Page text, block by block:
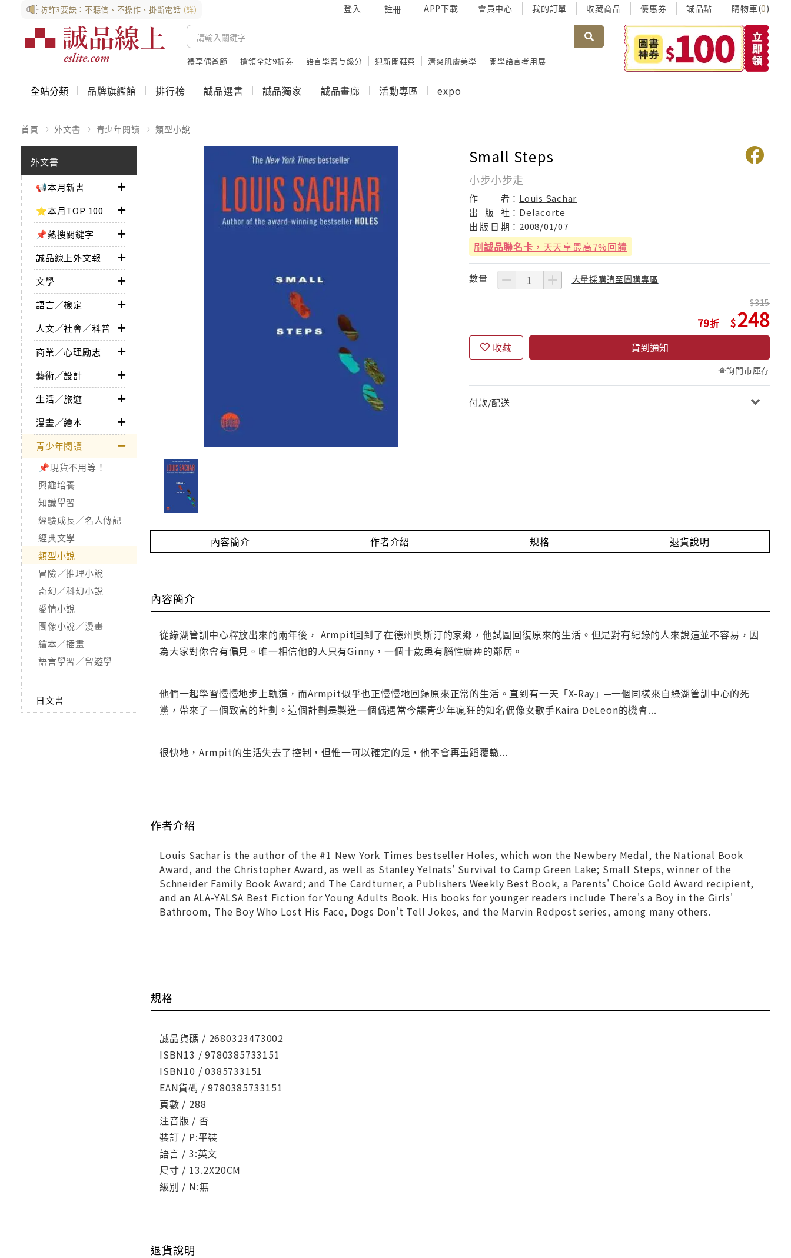
防詐3要訣：不聽信、不操作、掛斷電話 (詳) 登入 註冊 APP下載 會員中心 我的訂單 收藏商品 優惠券 誠品點 購物車(0)
禮享偶爸節 搶領全站9折券 語言學習ㄅ級分 迎新開鞋祭 清爽肌膚美學 開學語言考用展
全站分類 品牌旗艦館 排行榜 誠品選書 誠品獨家 誠品畫廊 活動專區 expo
首頁 外文書 青少年閱讀 類型小說
外文書
📢本月新書
⭐本月TOP 100
📌熱搜關鍵字
誠品線上外文報
文學
語言／檢定
人文／社會／科普
商業／心理勵志
藝術／設計
生活／旅遊
漫畫／繪本
青少年閱讀
📌現貨不用等！
興趣培養
知識學習
經驗成長／名人傳記
經典文學
類型小說
冒險／推理小說
奇幻／科幻小說
愛情小說
圖像小說／漫畫
繪本／插畫
語言學習／留遊學
日文書
Small Steps
小步小步走
作 者： Louis Sachar
出
版 社： Delacorte
出 版 日 期： 2008/01/07
刷誠品聯名卡 ，天天享最高7%回饋
數量 大量採購請至團購專區
79
315
248
收藏 貨到通知
查詢門市庫存
付款/配送
內容簡介 作者介紹 規格 退貨說明
內容簡介
從綠湖管訓中心釋放出來的兩年後， Armpit回到了在德州奧斯汀的家鄉，他試圖回復原來的生活。但是對有紀錄的人來說這並不容易，因
為大家對你會有偏見。唯一相信他的人只有Ginny，一個十歲患有腦性麻痺的鄰居。
他們一起學習慢慢地步上軌道，而Armpit似乎也正慢慢地回歸原來正常的生活。直到有一天「X-Ray」─一個同樣來自綠湖管訓中心的死
黨，帶來了一個致富的計劃。這個計劃是製造一個偶遇當今讓青少年瘋狂的知名偶像女歌手Kaira DeLeon的機會...
很快地，Armpit的生活失去了控制，但惟一可以確定的是，他不會再重蹈覆轍...
作者介紹
Louis Sachar is the author of the #1 New York Times bestseller Holes, which won the Newbery Medal, the National Book
Award, and the Christopher Award, as well as Stanley Yelnats' Survival to Camp Green Lake; Small Steps, winner of the
Schneider Family Book Award; and The Cardturner, a Publishers Weekly Best Book, a Parents' Choice Gold Award recipient,
and an ALA-YALSA Best Fiction for Young Adults Book. His books for younger readers include There's a Boy in the Girls'
Bathroom, The Boy Who Lost His Face, Dogs Don't Tell Jokes, and the Marvin Redpost series, among many others.
規格
誠品貨碼 / 2680323473002
ISBN13 / 9780385733151
ISBN10 / 0385733151
EAN貨碼 / 9780385733151
頁數 / 288
注音版 / 否
裝訂 / P:平裝
語言 / 3:英文
尺寸 / 13.2X20CM
級別 / N:無
退貨說明